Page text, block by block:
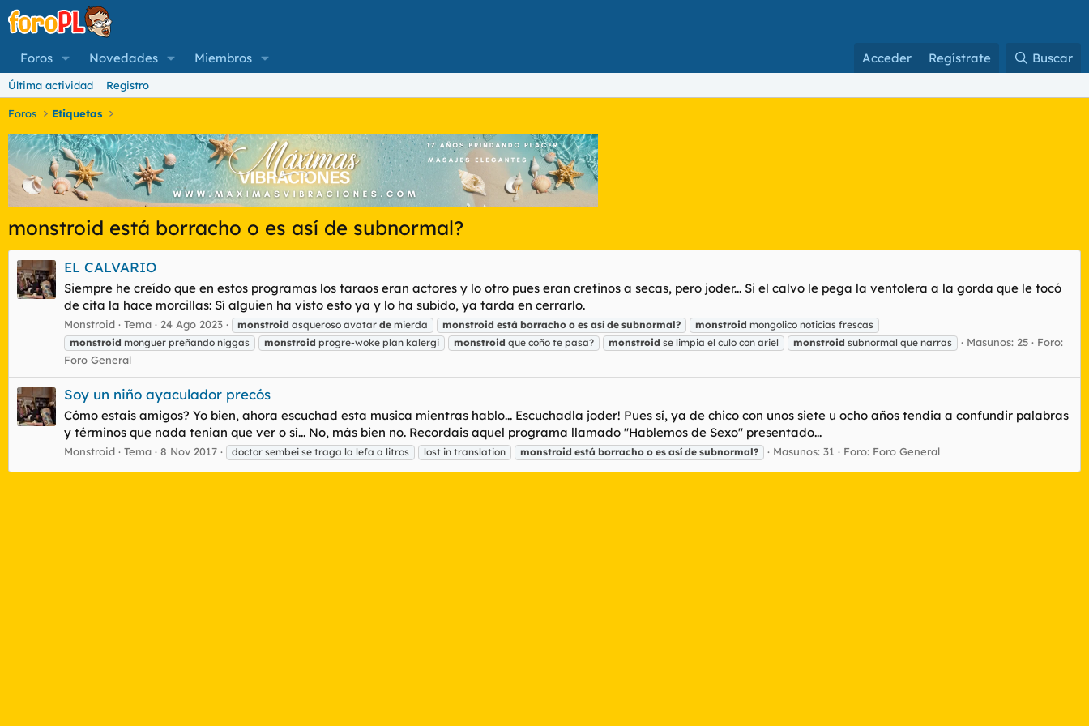
Foros Novedades Miembros Acceder Regístrate Buscar
Última actividad Registro
Foros Etiquetas
monstroid está borracho o es así de subnormal?
EL CALVARIO
Siempre he creído que en estos programas los taraos eran actores y lo otro pues eran cretinos a secas, pero joder... Si el calvo le pega la ventolera a la gorda que le tocó
de cita la hace morcillas: Sí alguien ha visto esto ya y lo ha subido, ya tarda en cerrarlo.
Monstroid Tema 24 Ago 2023 monstroid asqueroso avatar de mierda monstroid está borracho o es así de subnormal? monstroid mongolico noticias frescas
monstroid monguer preñando niggas monstroid progre-woke plan kalergi monstroid que coño te pasa? monstroid se limpia el culo con ariel monstroid subnormal que narras Masunos: 25
Foro:
Foro General
Soy un niño ayaculador precós
Cómo estais amigos? Yo bien, ahora escuchad esta musica mientras hablo... Escuchadla joder! Pues sí, ya de chico con unos siete u ocho años tendia a confundir palabras
y términos que nada tenian que ver o sí... No, más bien no. Recordais aquel programa llamado "Hablemos de Sexo" presentado...
Monstroid Tema 8 Nov 2017 doctor sembei se traga la lefa a litros lost in translation monstroid está borracho o es así de subnormal? Masunos: 31 Foro: Foro General